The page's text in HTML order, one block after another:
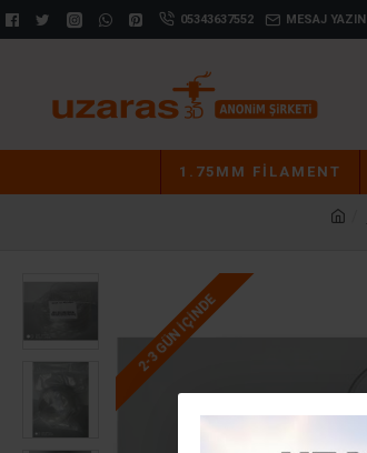
05343637552 MESAJ YAZIN
1.75MM FILAMENT
2-3 GÜN IÇINDE